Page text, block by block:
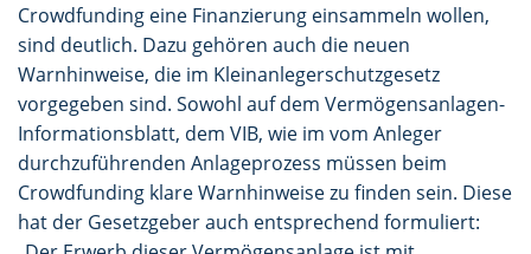
Crowdfunding eine Finanzierung einsammeln wollen,
sind deutlich. Dazu gehören auch die neuen
Warnhinweise, die im Kleinanlegerschutzgesetz
vorgegeben sind. Sowohl auf dem Vermögensanlagen-
Informationsblatt, dem VIB, wie im vom Anleger
durchzuführenden Anlageprozess müssen beim
Crowdfunding klare Warnhinweise zu finden sein. Diese
hat der Gesetzgeber auch entsprechend formuliert: